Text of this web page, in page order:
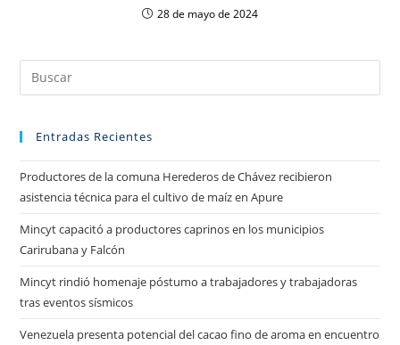
28 de mayo de 2024
Entradas Recientes
Productores de la comuna Herederos de Chávez recibieron
asistencia técnica para el cultivo de maíz en Apure
Mincyt capacitó a productores caprinos en los municipios
Carirubana y Falcón
Mincyt rindió homenaje póstumo a trabajadores y trabajadoras
tras eventos sísmicos
Venezuela presenta potencial del cacao fino de aroma en encuentro